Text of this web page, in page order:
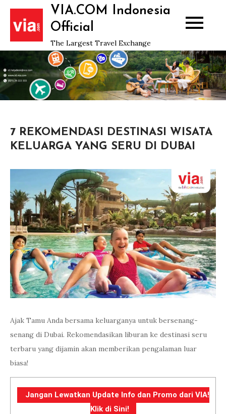
Skip
content
VIA.COM Indonesia
Official
The Largest Travel Exchange
7 REKOMENDASI DESTINASI WISATA
KELUARGA YANG SERU DI DUBAI
Ajak Tamu Anda bersama keluarganya untuk bersenang-
senang di Dubai. Rekomendasikan liburan ke destinasi seru
terbaru yang dijamin akan memberikan pengalaman luar
biasa!
Jangan Lewatkan Update Info dan Promo dari VIA!
Klik di Sini!